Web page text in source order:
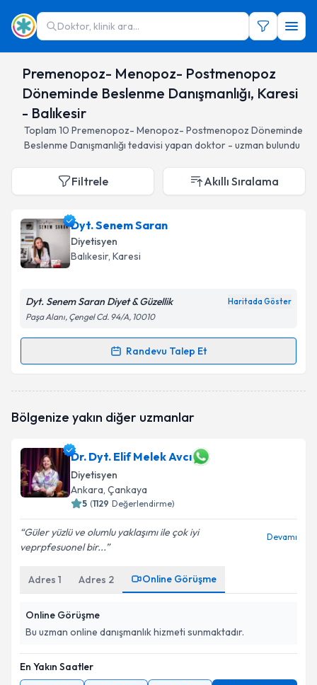
Doktor, klinik ara...
Premenopoz- Menopoz- Postmenopoz
Döneminde Beslenme Danışmanlığı, Karesi
- Balıkesir
Toplam 10 Premenopoz- Menopoz- Postmenopoz Döneminde
Beslenme Danışmanlığı tedavisi yapan doktor - uzman bulundu
Filtrele Akıllı Sıralama
Dyt. Senem Saran
Diyetisyen
Balıkesir, Karesi
Dyt. Senem Saran Diyet & Güzellik Haritada Göster
Paşa Alanı, Çengel Cd. 94/A, 10010
Randevu Talep Et
Randevu Takvimi Talebi
oluşturun. Size bu uzmandan randevu almanız için bir
E-posta Adresiniz
Kişisel verilerimin işlenmesine ilişkin
Aydınlatma
Metni'ni okudum ve kişisel verilerimin belirtilen
Bölgenize yakın diğer uzmanlar
Dr. Dyt. Elif Melek Avcı
Diyetisyen
Ankara, Çankaya
5 (1129 Değerlendirme)
Güler yüzlü ve olumlu yaklaşımı ile çok iyi
veprpfesuonel bir...
Devamı
Adres 1 Adres 2 Online Görüşme
Online Görüşme
Bu uzman online danışmanlık hizmeti sunmaktadır.
En Yakın Saatler